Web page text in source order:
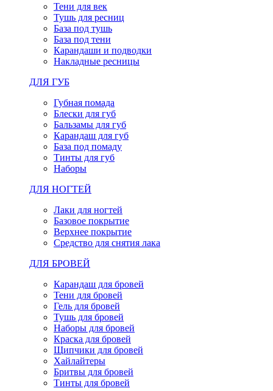
Тени для век
Тушь для ресниц
База под тушь
База под тени
Карандаши и подводки
Накладные ресницы
ДЛЯ ГУБ
Губная помада
Блески для губ
Бальзамы для губ
Карандаш для губ
База под помаду
Тинты для губ
Наборы
ДЛЯ НОГТЕЙ
Лаки для ногтей
Базовое покрытие
Верхнее покрытие
Средство для снятия лака
ДЛЯ БРОВЕЙ
Карандаш для бровей
Тени для бровей
Гель для бровей
Тушь для бровей
Наборы для бровей
Краска для бровей
Щипчики для бровей
Хайлайтеры
Бритвы для бровей
Тинты для бровей